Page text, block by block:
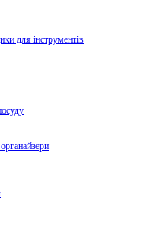
для інструментів